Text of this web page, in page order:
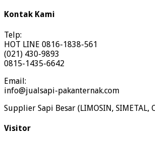
Kontak Kami
Telp:
HOT LINE 0816-1838-561
(021) 430-9893
0815-1435-6642
Email:
info@jualsapi-pakanternak.com
Supplier Sapi Besar (LIMOSIN,
Visitor